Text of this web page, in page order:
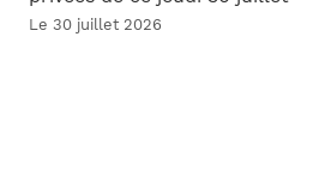
Le 30 juillet 2026